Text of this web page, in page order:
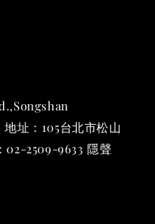
址：105台北市松山
02-2509-9633 隱聲